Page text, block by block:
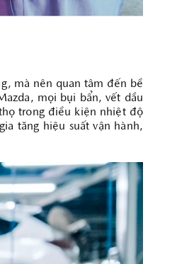
mà nên quan tâm đến bề
mọi bụi bẩn, vết dầu
trong điều kiện nhiệt độ
tăng hiệu suất vận hành,